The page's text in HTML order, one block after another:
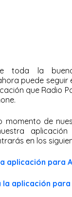
toda la
puede seguir
que Radio
momento de
en los
aplicación para
la aplicación para